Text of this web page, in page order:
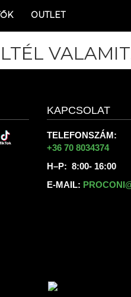
OUTLET
KAPCSOLAT
TELEFONSZÁM:
+36 70 8034374
H–P: 8:00- 16:00
E-MAIL: